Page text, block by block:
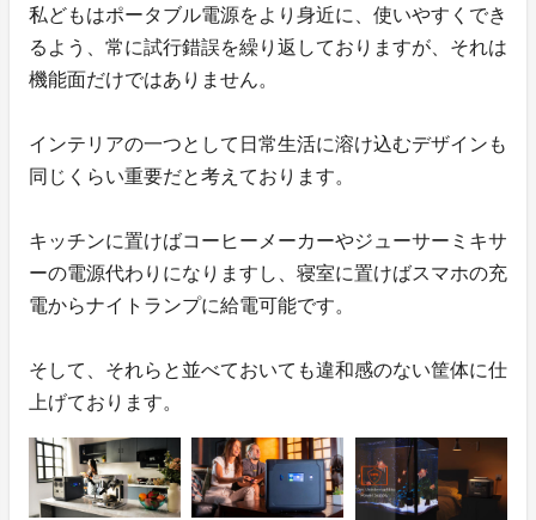
私どもはポータブル電源をより身近に、使いやすくでき
るよう、常に試行錯誤を繰り返しておりますが、それは
機能面だけではありません。
インテリアの一つとして日常生活に溶け込むデザインも
同じくらい重要だと考えております。
キッチンに置けばコーヒーメーカーやジューサーミキサ
ーの電源代わりになりますし、寝室に置けばスマホの充
電からナイトランプに給電可能です。
そして、それらと並べておいても違和感のない筐体に仕
上げております。